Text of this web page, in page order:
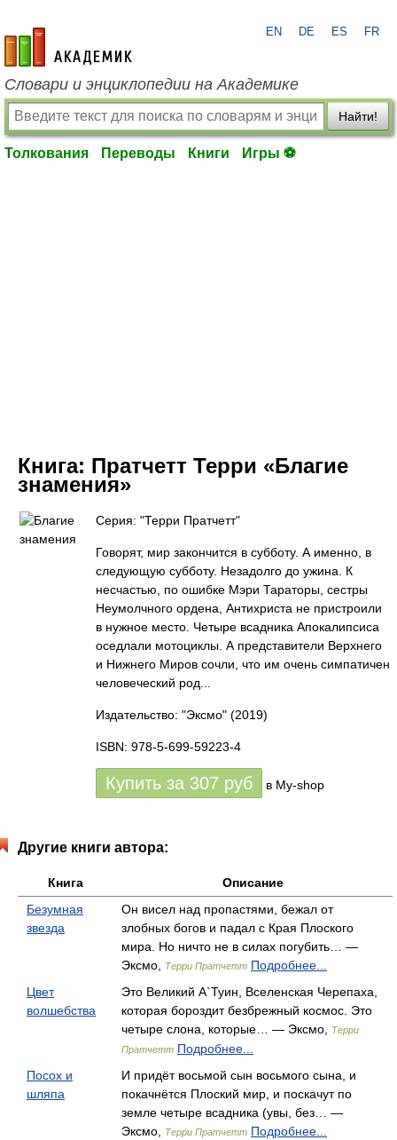
academic.ru
EN DE ES FR
Словари и энциклопедии на Академике
Найти!
Толкования Переводы Книги Игры ⚽
Книга: Пратчетт Терри «Благие
знамения»
Серия: "Терри Пратчетт"
Говорят, мир закончится в субботу. А именно, в
следующую субботу. Незадолго до ужина. К
несчастью, по ошибке Мэри Тараторы, сестры
Неумолчного ордена, Антихриста не пристроили
в нужное место. Четыре всадника Апокалипсиса
оседлали мотоциклы. А представители Верхнего
и Нижнего Миров сочли, что им очень симпатичен
человеческий род...
Издательство: "Эксмо" (2019)
ISBN: 978-5-699-59223-4
Купить за 307 руб в My-shop
Другие книги автора:
Книга
Описание
Безумная
звезда
Он висел над пропастями, бежал от
злобных богов и падал с Края Плоского
мира. Но ничто не в силах погубить… —
Эксмо,
Терри Пратчетт Подробнее...
Цвет
волшебства
Это Великий А`Туин, Вселенская Черепаха,
которая бороздит безбрежный космос. Это
четыре слона, которые… — Эксмо,
Терри
Пратчетт Подробнее...
Посох и
шляпа
И придёт восьмой сын восьмого сына, и
покачнётся Плоский мир, и поскачут по
земле четыре всадника (увы, без… —
Эксмо,
Терри Пратчетт Подробнее...